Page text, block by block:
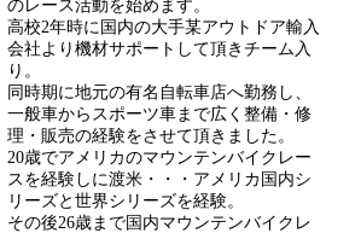
のレース活動を始めます。
高校2年時に国内の大手某アウトドア輸入
会社より機材サポートして頂きチーム入
り。
同時期に地元の有名自転車店へ勤務し、
一般車からスポーツ車まで広く整備・修
理・販売の経験をさせて頂きました。
20歳でアメリカのマウンテンバイクレー
スを経験しに渡米・・・アメリカ国内シ
リーズと世界シリーズを経験。
その後26歳まで国内マウンテンバイクレ